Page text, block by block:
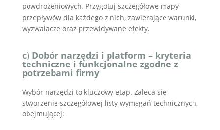
powdrożeniowych. Przygotuj szczegółowe mapy
przepływów dla każdego z nich, zawierające warunki,
wyzwalacze oraz przewidywane efekty.
c) Dobór narzędzi i platform – kryteria
techniczne i funkcjonalne zgodne z
potrzebami firmy
Wybór narzędzi to kluczowy etap. Zaleca się
stworzenie szczegółowej listy wymagań technicznych,
obejmującej: